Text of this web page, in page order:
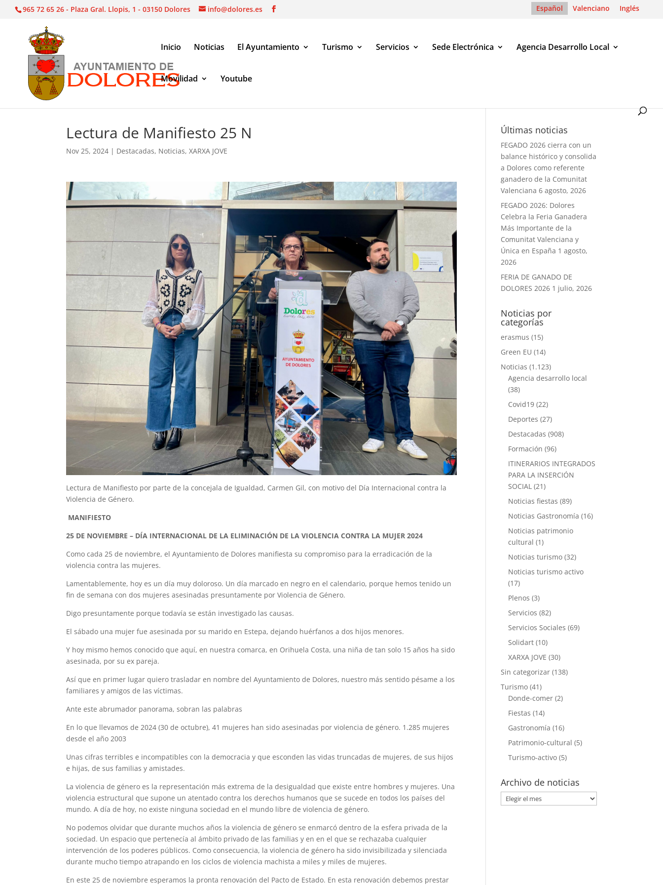
965 72 65 26 - Plaza Gral. Llopis, 1 - 03150 Dolores info@dolores.es Español Valenciano Inglés
Inicio Noticias El Ayuntamiento Turismo Servicios Sede Electrónica Agencia Desarrollo Local
Movilidad Youtube
Lectura de Manifiesto 25 N
Nov 25, 2024 | Destacadas, Noticias,XARXA JOVE
Lectura de Manifiesto por parte de la concejala de Igualdad, Carmen Gil, con motivo del Día Internacional contra la
Violencia de Género.
MANIFIESTO
25 DE NOVIEMBRE – DÍA INTERNACIONAL DE LA ELIMINACIÓN DE LA VIOLENCIA CONTRA LA MUJER 2024
Como cada 25 de noviembre, el Ayuntamiento de Dolores manifiesta su compromiso para la erradicación de la
violencia contra las mujeres.
Lamentablemente, hoy es un día muy doloroso. Un día marcado en negro en el calendario, porque hemos tenido un
fin de semana con dos mujeres asesinadas presuntamente por Violencia de Género.
Digo presuntamente porque todavía se están investigado las causas.
El sábado una mujer fue asesinada por su marido en Estepa, dejando huérfanos a dos hijos menores.
Y hoy mismo hemos conocido que aquí, en nuestra comarca, en Orihuela Costa, una niña de tan solo 15 años ha sido
asesinada, por su ex pareja.
Así que en primer lugar quiero trasladar en nombre del Ayuntamiento de Dolores, nuestro más sentido pésame a los
familiares y amigos de las víctimas.
Ante este abrumador panorama, sobran las palabras
En lo que llevamos de 2024 (30 de octubre), 41 mujeres han sido asesinadas por violencia de género. 1.285 mujeres
desde el año 2003
Unas cifras terribles e incompatibles con la democracia y que esconden las vidas truncadas de mujeres, de sus hijos
e hijas, de sus familias y amistades.
La violencia de género es la representación más extrema de la desigualdad que existe entre hombres y mujeres. Una
violencia estructural que supone un atentado contra los derechos humanos que se sucede en todos los países del
mundo. A día de hoy, no existe ninguna sociedad en el mundo libre de violencia de género.
No podemos olvidar que durante muchos años la violencia de género se enmarcó dentro de la esfera privada de la
sociedad. Un espacio que pertenecía al ámbito privado de las familias y en en el que se rechazaba cualquier
intervención de los poderes públicos. Como consecuencia, la violencia de género ha sido invisibilizada y silenciada
durante mucho tiempo atrapando en los ciclos de violencia machista a miles y miles de mujeres.
En este 25 de noviembre esperamos la pronta renovación del Pacto de Estado. En esta renovación debemos prestar
Últimas noticias
FEGADO 2026 cierra con un
balance histórico y consolida
a Dolores como referente
ganadero de la Comunitat
Valenciana 6 agosto, 2026
FEGADO 2026: Dolores
Celebra la Feria Ganadera
Más Importante de la
Comunitat Valenciana y
Única en España 1 agosto,
2026
FERIA DE GANADO DE
DOLORES 2026 1 julio, 2026
Noticias por
categorías
erasmus (15)
Green EU (14)
Noticias (1.123)
Agencia desarrollo local
(38)
Covid19 (22)
Deportes (27)
Destacadas (908)
Formación (96)
ITINERARIOS INTEGRADOS
PARA LA INSERCIÓN
SOCIAL (21)
Noticias fiestas (89)
Noticias Gastronomía (16)
Noticias patrimonio
cultural (1)
Noticias turismo (32)
Noticias turismo activo
(17)
Plenos (3)
Servicios (82)
Servicios Sociales (69)
Solidart (10)
XARXA JOVE (30)
Sin categorizar (138)
Turismo (41)
Donde-comer (2)
Fiestas (14)
Gastronomía (16)
Patrimonio-cultural (5)
Turismo-activo (5)
Archivo de noticias
Archivo
de